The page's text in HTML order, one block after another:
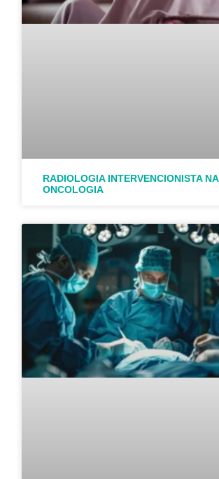
RADIOLOGIA INTERVENCIONISTA NA
ONCOLOGIA